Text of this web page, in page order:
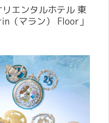
エンタルホテル 東
（マラン） Floor」